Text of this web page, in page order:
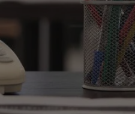
Niezbędne
Niezbędne pliki cookie umożliwiają
zarządzanie kontem. Bez niezbędnych
Nazwa